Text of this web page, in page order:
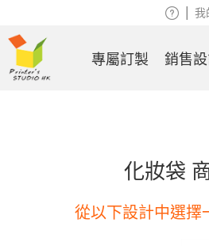
化妝袋
從以下設計中選擇
我
專屬訂製 銷售